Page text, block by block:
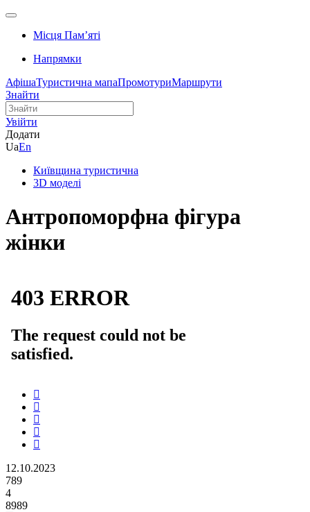
Місця Памʼяті
Напрямки
АфішаТуристична мапаПромотуриМаршрути
Знайти
Увійти
Додати
UaEn
Київщина туристична
3D моделі
Антропоморфна фігура
жінки
12.10.2023
789
4
8989